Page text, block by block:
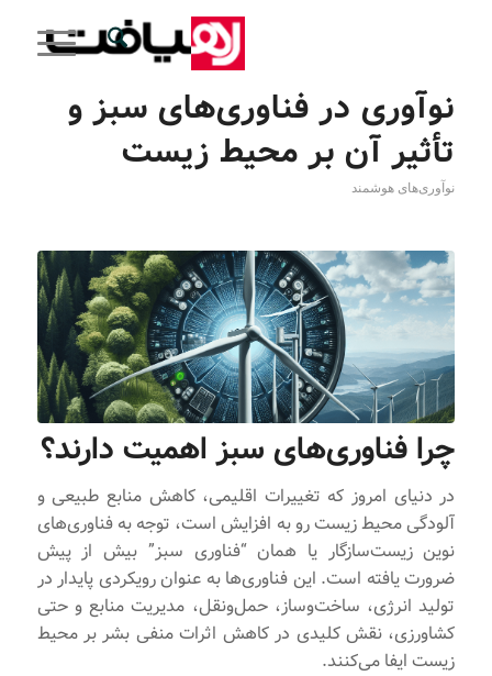
نوآوری در فناوری‌های سبز و
تأثیر آن بر محیط زیست
نوآوری‌های هوشمند
چرا فناوری‌های سبز اهمیت دارند؟
در دنیای امروز که تغییرات اقلیمی، کاهش منابع طبیعی و
آلودگی محیط زیست رو به افزایش است، توجه به فناوری‌های
نوین زیست‌سازگار یا همان “فناوری سبز” بیش از پیش
ضرورت یافته است. این فناوری‌ها به عنوان رویکردی پایدار در
تولید انرژی، ساخت‌وساز، حمل‌ونقل، مدیریت منابع و حتی
کشاورزی، نقش کلیدی در کاهش اثرات منفی بشر بر محیط
زیست ایفا می‌کنند.